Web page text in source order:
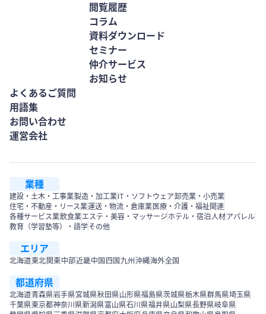
閲覧履歴
コラム
資料ダウンロード
セミナー
仲介サービス
お知らせ
よくあるご質問
用語集
お問い合わせ
運営会社
業種
建設・土木・工事業製造・加工業IT・ソフトウェア卸売業・小売業
住宅・不動産・リース業運送・物流・倉庫業 医療・介護・福祉関連
各種サービス業飲食業エステ・美容・マッサージ ホテル・宿泊 人材アパレル
教育（学習塾等）・語学その他
エリア
北海道東北 関東中部近畿中国 四国 九州 沖縄海外全国
都道府県
北海道青森県岩手県宮城県秋田県山形県福島県茨城県栃木県群馬県埼玉県
千葉県東京都神奈川県新潟県富山県石川県福井県山梨県長野県岐阜県